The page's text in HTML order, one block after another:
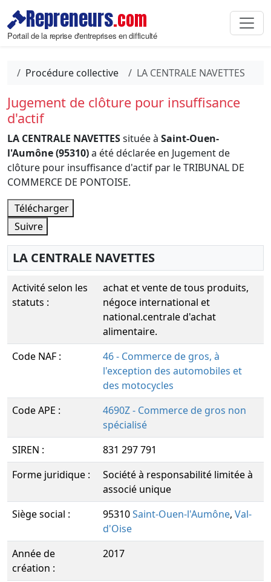
Repreneurs.com
Portail de la reprise d'entreprises en difficulté
Procédure collective LA CENTRALE NAVETTES
Jugement de clôture pour insuffisance
d'actif
LA CENTRALE NAVETTESsituée à Saint-Ouen-
l'Aumône (95310)a été déclarée en Jugement de
clôture pour insuffisance d'actif par le TRIBUNAL DE
COMMERCE DE PONTOISE.
Télécharger
Suivre
LA CENTRALE NAVETTES
Activité selon les
statuts :
achat et vente de tous produits,
négoce international et
national.centrale d'achat
alimentaire.
Code NAF :
46 - Commerce de gros, à
l'exception des automobiles et
des motocycles
Code APE :
4690Z - Commerce de gros non
spécialisé
SIREN :
831 297 791
Forme juridique :
Société à responsabilité limitée à
associé unique
Siège social :
95310Saint-Ouen-l'Aumône, Val-
d'Oise
Année de
création :
2017